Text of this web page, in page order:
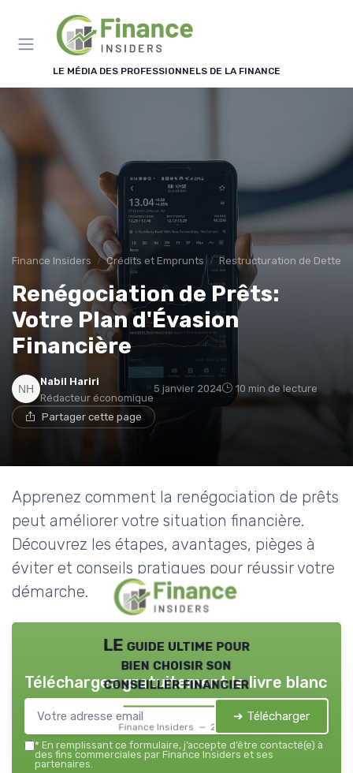
LE MÉDIA DES PROFESSIONNELS DE LA FINANCE
Finance Insiders Crédits et Emprunts Restructuration de Dettes
Renégociation de Prêts:
Votre Plan d'Évasion
Financière
Nabil Hariri
Rédacteur économique
5 janvier 2024 10 min de lecture
Partager cette page
Apprenez comment la renégociation de prêts
peut améliorer votre situation financière.
Découvrez les étapes, avantages, pièges à
éviter et conseils pratiques pour réussir votre
démarche.
LE guide ultime pour
bien choisir son
conseiller financier
Finance Insiders — 2026
Téléchargez gratuitement le livre blanc
➔ Télécharger
* En remplissant ce formulaire, j’accepte d’être contacté(e) à
des fins commerciales par Finance Insiders et ses
partenaires.